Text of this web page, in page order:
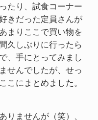
たり、試食コーナー
きだった定員さんが
まりここで買い物を
久しぶりに行ったら
、手にとってみまし
せんでしたが、せっ
こにまとめました。
りませんが（笑）、